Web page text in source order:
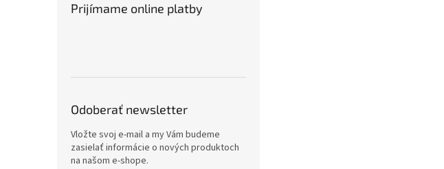
Prijímame online platby
Odoberať newsletter
Vložte svoj e-mail a my Vám budeme
zasielať informácie o nových produktoch
na našom e-shope.